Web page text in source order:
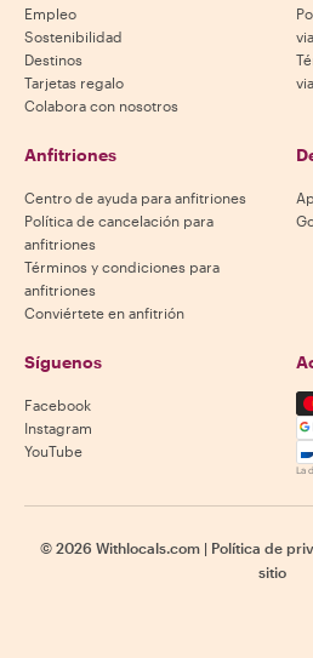
Empleo
Sostenibilidad
Destinos
Tarjetas regalo
Colabora con nosotros
Anfitriones
Centro de ayuda para anfitriones
Política de cancelación para
anfitriones
Términos y condiciones para
anfitriones
Conviértete en anfitrión
Síguenos
Facebook
Instagram
YouTube
La
© 2026 Withlocals.com | Política de
sitio